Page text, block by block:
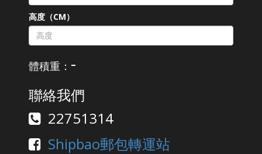
高度（CM）
體積重： -
聯絡我們
22751314
Shipbao郵包轉運站